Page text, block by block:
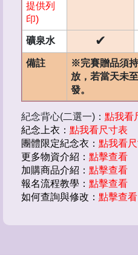
提供列
印)
礦泉水 ✔
備註
※完賽贈品須
放，若當天未
發。
紀念背心(二選一)： 點我看
紀念上衣： 點我看尺寸表
團體限定紀念衣： 點我看
更多物資介紹： 點擊查看
加購商品介紹： 點擊查看
報名流程教學： 點擊查看
如何查詢與修改： 點擊查看